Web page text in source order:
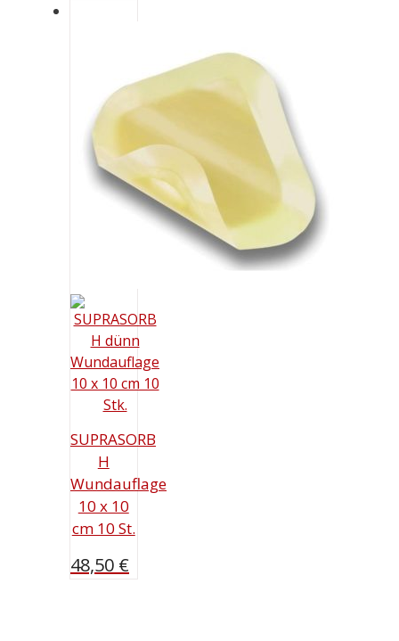
SUPRASORB
H
Wundauflage
10 x 10
cm 10 St.
48,50 €